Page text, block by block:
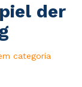
der
categoria